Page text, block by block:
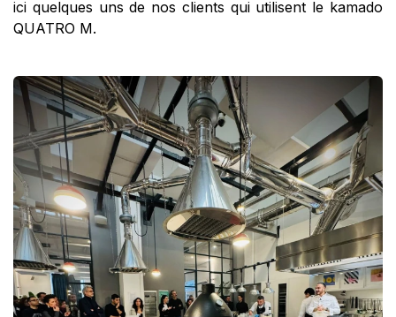
ici quelques uns de nos clients qui utilisent le kamado
QUATRO M.